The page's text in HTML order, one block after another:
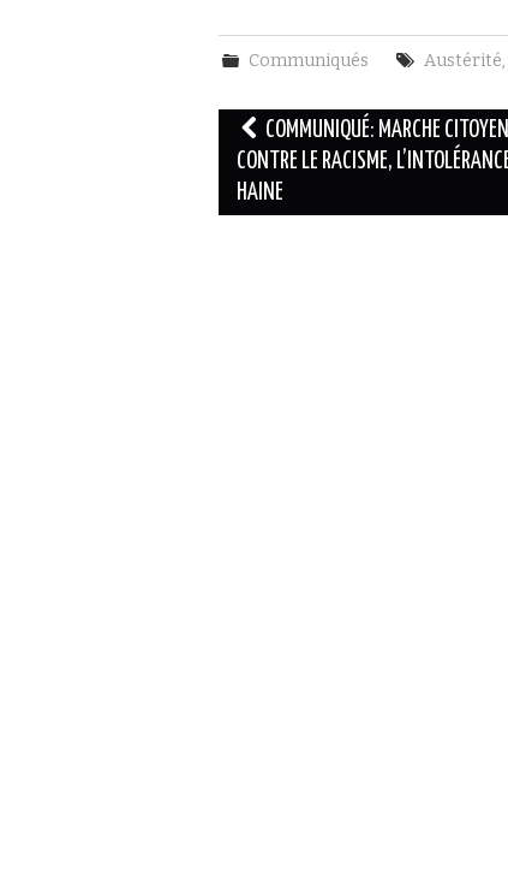
e
b
o
k
t
e
Communiqués Austérité,
Navigation
des
articles
COMMUNIQUÉ: MARCHE
CONTRE LE RACISME,
HAINE